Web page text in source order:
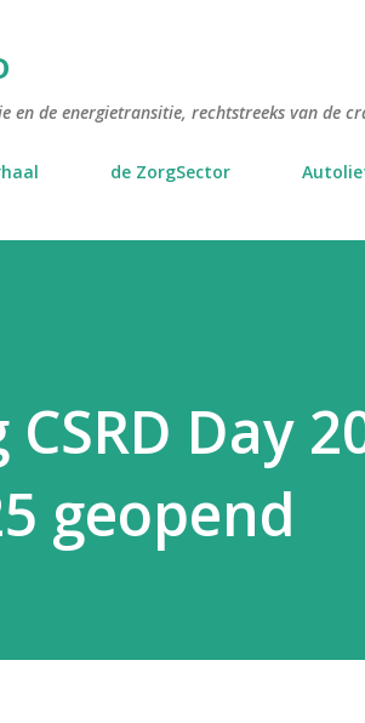
en de energietransitie, rechtstreeks van de
de ZorgSector
Day
geopend